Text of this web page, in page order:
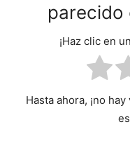
parecido
¡Haz clic en
Hasta ahora, ¡no